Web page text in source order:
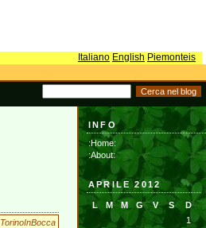
Italiano English Piemonteis
TorinoInBocca
INFO
:Home:
:About:
APRILE 2012
L M M G V S
D
1